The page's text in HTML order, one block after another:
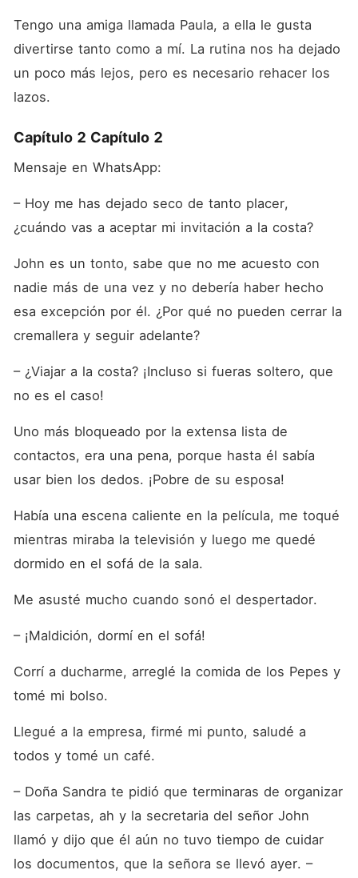
Tengo una amiga llamada Paula, a ella le gusta
divertirse tanto como a mí. La rutina nos ha dejado
un poco más lejos, pero es necesario rehacer los
lazos.
Capítulo 2 Capítulo 2
Mensaje en WhatsApp:
– Hoy me has dejado seco de tanto placer,
¿cuándo vas a aceptar mi invitación a la costa?
John es un tonto, sabe que no me acuesto con
nadie más de una vez y no debería haber hecho
esa excepción por él. ¿Por qué no pueden cerrar la
cremallera y seguir adelante?
– ¿Viajar a la costa? ¡Incluso si fueras soltero, que
no es el caso!
Uno más bloqueado por la extensa lista de
contactos, era una pena, porque hasta él sabía
usar bien los dedos. ¡Pobre de su esposa!
Había una escena caliente en la película, me toqué
mientras miraba la televisión y luego me quedé
dormido en el sofá de la sala.
Me asusté mucho cuando sonó el despertador.
– ¡Maldición, dormí en el sofá!
Corrí a ducharme, arreglé la comida de los Pepes y
tomé mi bolso.
Llegué a la empresa, firmé mi punto, saludé a
todos y tomé un café.
– Doña Sandra te pidió que terminaras de organizar
las carpetas, ah y la secretaria del señor John
llamó y dijo que él aún no tuvo tiempo de cuidar
los documentos, que la señora se llevó ayer. –